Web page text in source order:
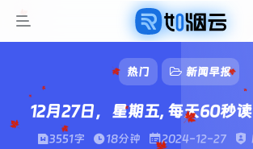
热门 新闻早报
12月27日，星期五, 每天60秒读
3551字 18分钟 2024-12-27